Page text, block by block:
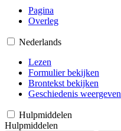
Pagina
Overleg
Nederlands
Lezen
Formulier bekijken
Brontekst bekijken
Geschiedenis weergeven
Hulpmiddelen
Hulpmiddelen